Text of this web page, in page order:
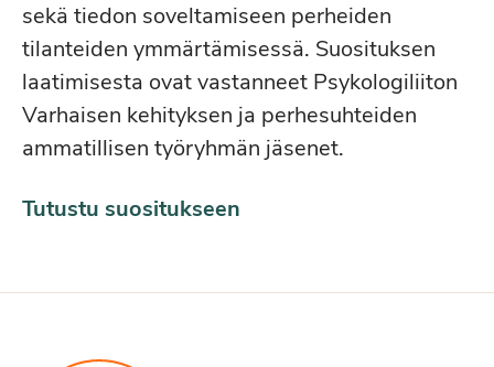
sekä tiedon soveltamiseen perheiden
tilanteiden ymmärtämisessä. Suosituksen
laatimisesta ovat vastanneet Psykologiliiton
Varhaisen kehityksen ja perhesuhteiden
ammatillisen työryhmän jäsenet.
Tutustu suositukseen